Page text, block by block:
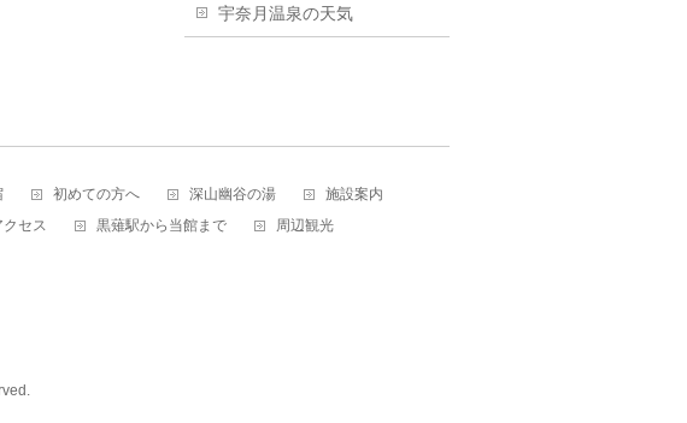
宇奈月温泉の天気
初めての方へ 深山幽谷の湯
施設案内
セス 黒薙駅から当館まで
周辺観光